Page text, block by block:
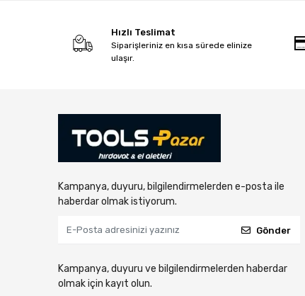
Hızlı Teslimat
Siparişleriniz en kısa sürede elinize
ulaşır.
Kampanya, duyuru, bilgilendirmelerden e-posta ile
haberdar olmak istiyorum.
Gönder
Kampanya, duyuru ve bilgilendirmelerden haberdar
olmak için kayıt olun.